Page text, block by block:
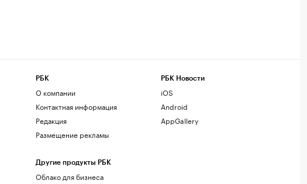
РБК
О компании
Контактная информация
Редакция
Размещение рекламы
Другие продукты РБК
Облако для бизнеса
РБК Новости
iOS
Android
AppGallery